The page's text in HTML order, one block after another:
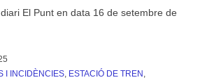
El Punt en data 16 de setembre de
I INCIDÈNCIES, ESTACIÓ DE TREN ,